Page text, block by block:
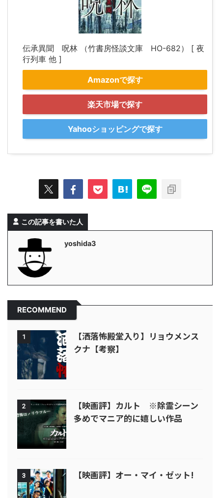
伝承異聞 呪林 （竹書房怪談文庫 HO-682） [ 夜
行列車 他 ]
Amazonで探す
楽天市場で探す
Yahooショッピングで探す
この記事を書いた人
yoshida3
RECOMMEND
1
【洒落怖殿堂入り】リョウメンス
クナ【考察】
2
【映画評】カルト ※除霊シーン
多めでマニア的に嬉しい作品
3 【映画評】オー・マイ・ゼット!